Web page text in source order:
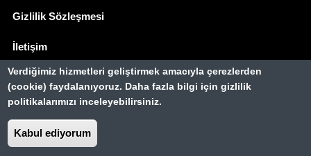
Gizlilik Sözleşmesi
İletişim
Basında Biz
Gezimanya Turizm, TÜRSAB'a kayıtlı bir
Verdiğimiz hizmetleri geliştirmek amacıyla çerezlerden
(cookie) faydalanıyoruz. Daha fazla bilgi için gizlilik
politikalarımızı inceleyebilirsiniz.
Kabul ediyorum